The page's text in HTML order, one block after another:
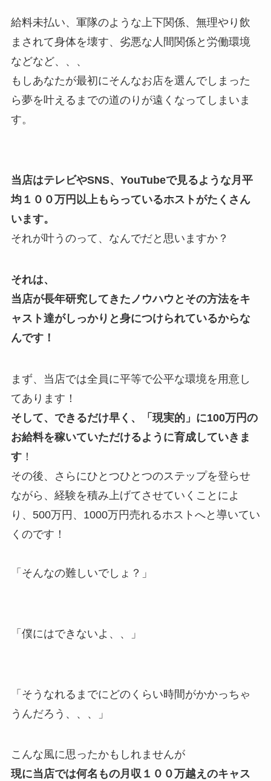
給料未払い、軍隊のような上下関係、無理やり飲
まされて身体を壊す、劣悪な人間関係と労働環境
などなど、、、
もしあなたが最初にそんなお店を選んでしまった
ら夢を叶えるまでの道のりが遠くなってしまいま
す。
当店はテレビやSNS、YouTubeで見るような月平
均１００万円以上もらっているホストがたくさん
います。
それが叶うのって、なんでだと思いますか？
それは、
当店が長年研究してきたノウハウとその方法をキ
ャスト達がしっかりと身につけられているからな
んです！
まず、当店では全員に平等で公平な環境を用意し
てあります！
そして、できるだけ早く、「現実的」に100万円の
お給料を稼いていただけるように育成していきま
す！
その後、さらにひとつひとつのステップを登らせ
ながら、経験を積み上げてさせていくことによ
り、500万円、1000万円売れるホストへと導いてい
くのです！
「そんなの難しいでしょ？」
「僕にはできないよ、、」
「そうなれるまでにどのくらい時間がかかっちゃ
うんだろう、、、」
こんな風に思ったかもしれませんが
現に当店では何名もの月収１００万越えのキャス